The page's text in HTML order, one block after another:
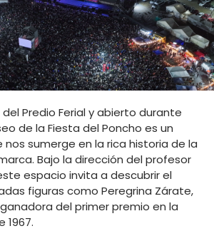
Predio Ferial y abierto durante
de la Fiesta del Poncho es un
sumerge en la rica historia de la
Bajo la dirección del profesor
espacio invita a descubrir el
figuras como Peregrina Zárate,
del primer premio en la
1967.